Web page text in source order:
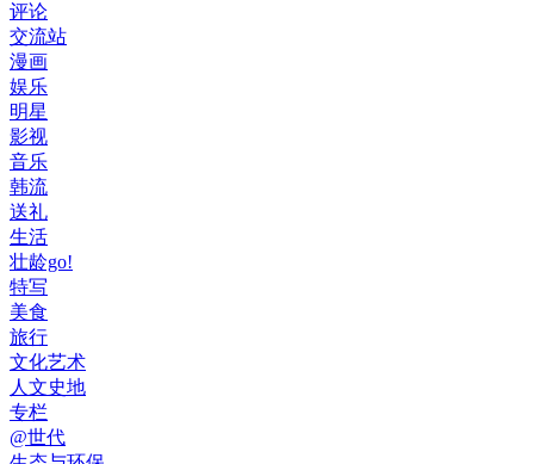
评论
交流站
漫画
娱乐
明星
影视
音乐
韩流
送礼
生活
壮龄go!
特写
美食
旅行
文化艺术
人文史地
专栏
@世代